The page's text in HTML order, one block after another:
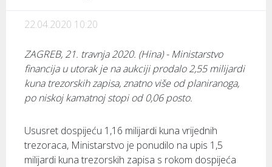
22.04.2020 10:20
ZAGREB, 21. travnja 2020. (Hina) - Ministarstvo
financija u utorak je na aukciji prodalo 2,55 milijardi
kuna trezorskih zapisa, znatno više od planiranoga,
po niskoj kamatnoj stopi od 0,06 posto.
Ususret dospijeću 1,16 milijardi kuna vrijednih
trezoraca, Ministarstvo je ponudilo na upis 1,5
milijardi kuna trezorskih zapisa s rokom dospijeća